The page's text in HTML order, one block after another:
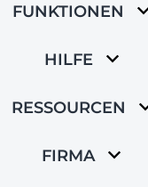
FUNKTIONEN
HILFE
RESSOURCEN
FIRMA